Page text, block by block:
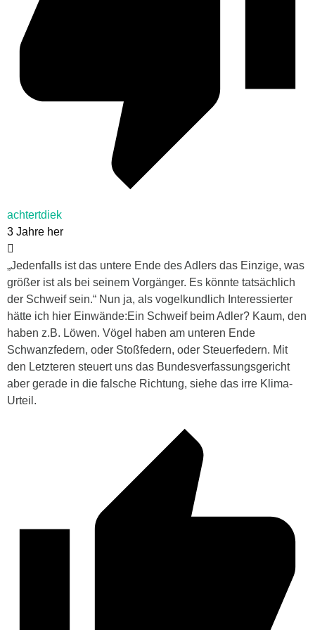
achtertdiek
3 Jahre her
„Jedenfalls ist das untere Ende des Adlers das Einzige, was
größer ist als bei seinem Vorgänger. Es könnte tatsächlich
der Schweif sein.“ Nun ja, als vogelkundlich Interessierter
hätte ich hier Einwände:Ein Schweif beim Adler? Kaum, den
haben z.B. Löwen. Vögel haben am unteren Ende
Schwanzfedern, oder Stoßfedern, oder Steuerfedern. Mit
den Letzteren steuert uns das Bundesverfassungsgericht
aber gerade in die falsche Richtung, siehe das irre Klima-
Urteil.